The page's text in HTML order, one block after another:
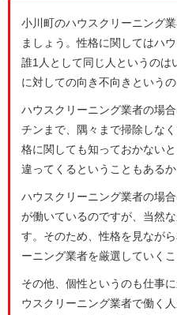
小川町のハウスクリーニング
ましょう。性格に関してはハ
誰1人として同じ人というのは
に対しての向き不向きというの
ハウスクリーニング業者の場
チンまで、隅々まで掃除しな
格に関しても知っておかない
違ってくるということもあるか
ハウスクリーニング業者の場
が働いているのですが、当然
す。そのため、性格を見なが
ーニング業者を厳選していくこ
その他、個性というのも仕事
ウスクリーニング業者で働く